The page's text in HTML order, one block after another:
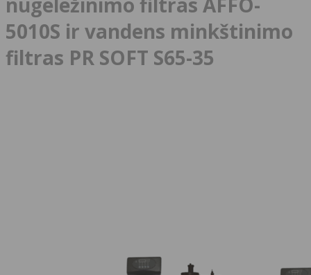
5010S ir vandens minkštinimo
filtras PR SOFT S65-35